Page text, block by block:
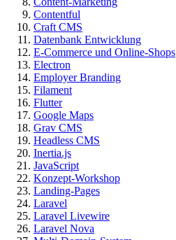
Contentful
Craft CMS
Datenbank Entwicklung
E-Commerce und Online-Shops
Electron
Employer Branding
Filament
Flutter
Google Maps
Grav CMS
Headless CMS
Inertia.js
JavaScript
Konzept-Workshop
Landing-Pages
Laravel
Laravel Livewire
Laravel Nova